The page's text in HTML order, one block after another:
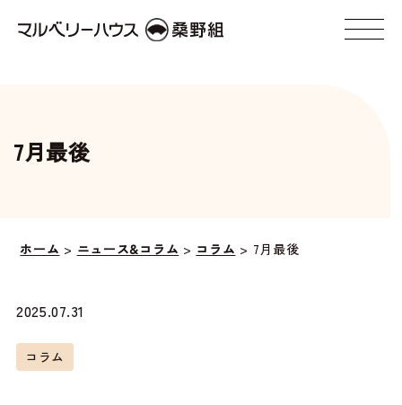
7月最後
ホーム > ニュース&コラム > コラム > 7月最後
2025.07.31
コラム